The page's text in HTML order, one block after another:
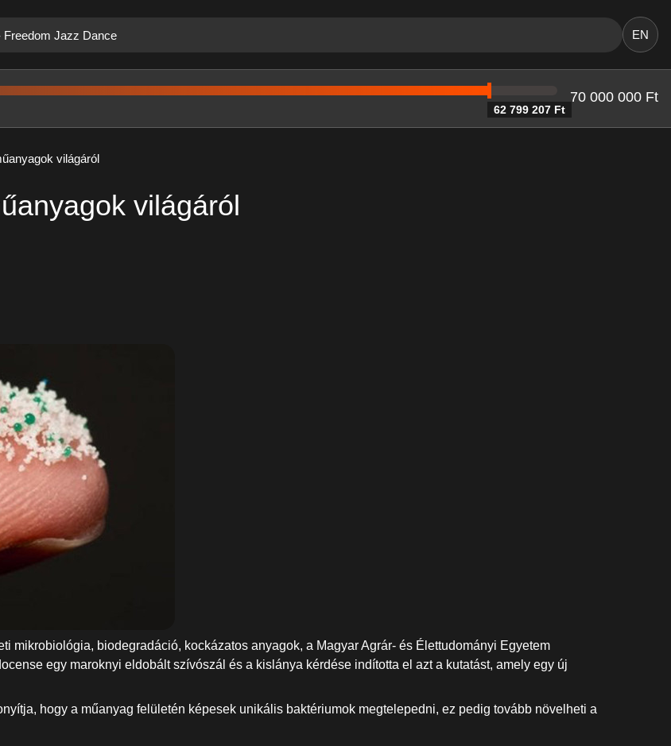
Freedom Jazz Dance EN
62 799 207 Ft
70 000 000 Ft
világáról
világáról
mikrobiológia, biodegradáció, kockázatos anyagok, a Magyar Agrár- és Élettudományi Egyetem
egy maroknyi eldobált szívószál és a kislánya kérdése indította el azt a kutatást, amely egy új
hogy a műanyag felületén képesek unikális baktériumok megtelepedni, ez pedig tovább növelheti a